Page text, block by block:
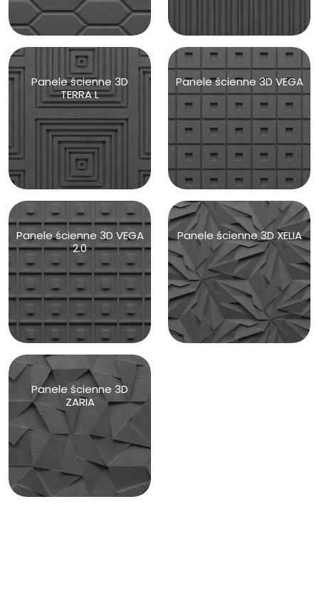
Panele ścienne 3D
TERRA L
Panele ścienne 3D VEGA
Panele ścienne 3D VEGA
2.0
Panele ścienne 3D XELIA
Panele ścienne 3D
ZARIA